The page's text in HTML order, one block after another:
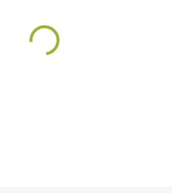
Závesná napájačka 0,5L